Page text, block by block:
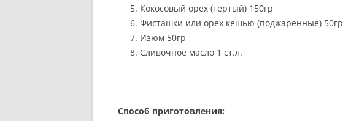
ВЕГЕТАРИАНЦЫ И ВКУСНОЕ
ПИТАНИЕ: МИФ ИЛИ
Кокосовый орех (тертый) 150гр
Фисташки или орех кешью (поджаренные) 50гр
Изюм 50гр
Сливочное масло 1 ст.л.
Способ приготовления: